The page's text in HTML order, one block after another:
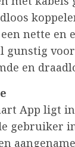
nette en
gunstig
en
App ligt
gebruiker